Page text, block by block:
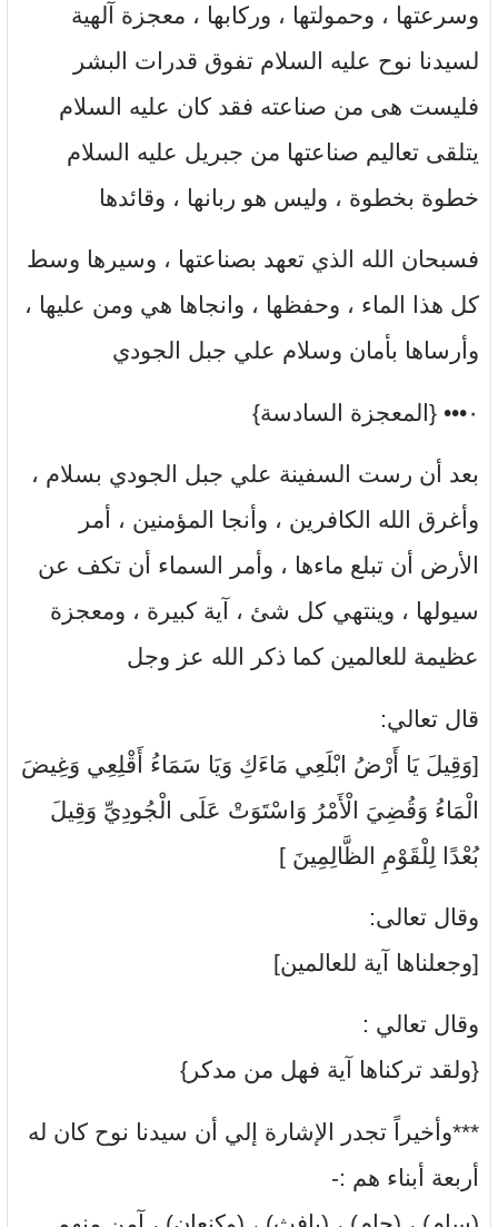
وسرعتها ، وحمولتها ، وركابها ، معجزة آلهية
لسيدنا نوح عليه السلام تفوق قدرات البشر
فليست هى من صناعته فقد كان عليه السلام
يتلقى تعاليم صناعتها من جبريل عليه السلام
خطوة بخطوة ، وليس هو ربانها ، وقائدها
فسبحان الله الذي تعهد بصناعتها ، وسيرها وسط
كل هذا الماء ، وحفظها ، وانجاها هي ومن عليها ،
وأرساها بأمان وسلام علي جبل الجودي
٠••• {المعجزة السادسة}
بعد أن رست السفينة علي جبل الجودي بسلام ،
وأغرق الله الكافرين ، وأنجا المؤمنين ، أمر
الأرض أن تبلع ماءها ، وأمر السماء أن تكف عن
سيولها ، وينتهي كل شئ ، آية كبيرة ، ومعجزة
عظيمة للعالمين كما ذكر الله عز وجل
قال تعالي:
[وَقِيلَ يَا أَرْضُ ابْلَعِي مَاءَكِ وَيَا سَمَاءُ أَقْلِعِي وَغِيضَ
الْمَاءُ وَقُضِيَ الْأَمْرُ وَاسْتَوَتْ عَلَى الْجُودِيِّ وَقِيلَ
بُعْدًا لِلْقَوْمِ الظَّالِمِينَ ]
وقال تعالى:
[وجعلناها آية للعالمين]
وقال تعالي :
{ولقد تركناها آية فهل من مدكر}
***وأخيراً تجدر الإشارة إلي أن سيدنا نوح كان له
أربعة أبناء هم :-